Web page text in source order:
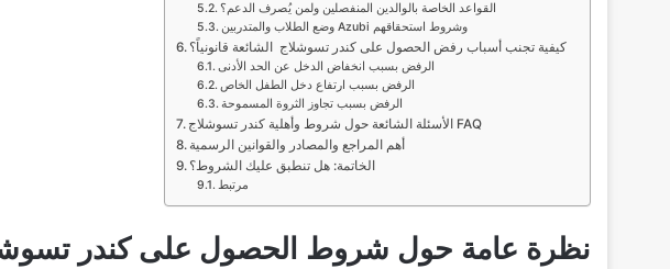
القواعد الخاصة بالوالدين المنفصلين ولمن يُصرف الدعم؟
وضع الطلاب والمتدربين Azubi وشروط استحقاقهم
كيفية تجنب أسباب رفض الحصول على كندر تسوشلاج الشائعة قانونياً؟
الرفض بسبب انخفاض الدخل عن الحد الأدنى
الرفض بسبب ارتفاع دخل الطفل الخاص
الرفض بسبب تجاوز الثروة المسموحة
الأسئلة الشائعة حول شروط وأهلية كندر تسوشلاج FAQ
أهم المراجع والمصادر والقوانين الرسمية
الخاتمة: هل تنطبق عليك الشروط؟
مرتبط
نظرة عامة حول شروط الحصول على كندر